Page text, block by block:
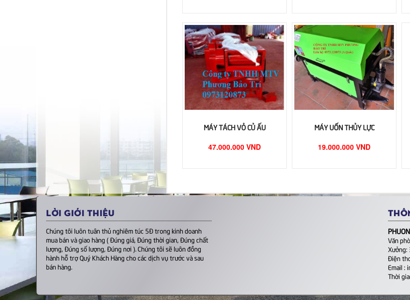
MÁY TÁCH VỎ CỦ ẤU
47.000.000 VND
MÁY UỐN THỦY LỰC
19.000.000 VND
LỜI GIỚI THIỆU
Chúng tôi luôn tuân thủ nghiêm túc 5Đ trong kinh doanh
mua bán và giao hàng ( Đúng giá, Đúng thời gian, Đúng chất
lượng, Đúng số lượng, Đúng nơi ). Chúng tôi sẽ luôn đồng
hành hỗ trợ Quý Khách Hàng cho các dịch vụ trước và sau
bán hàng.
Văn
Xưởng:
Điện
Email :
Thời